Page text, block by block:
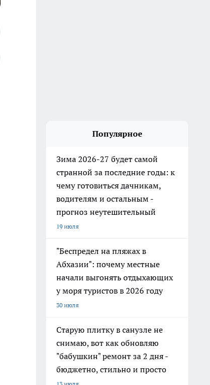
Популярное
Зима 2026-27 будет самой
странной за последние годы: к
чему готовиться дачникам,
водителям и остальным -
прогноз неутешительный
19 июля
"Беспредел на пляжах в
Абхазии": почему местные
начали выгонять отдыхающих
у моря туристов в 2026 году
30 июля
Старую плитку в санузле не
снимаю, вот как обновляю
"бабушкин" ремонт за 2 дня -
бюджетно, стильно и просто